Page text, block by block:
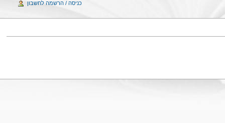
כניסה / הרשמה לחשבון